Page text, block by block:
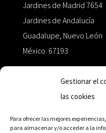
Gestionar el
las cookies
Para ofrecer las mejores
para almacenar y/o acceder a la
Jardines de Madrid 7654
Jardines de Andalucía
Guadalupe, Nuevo León
México 67193
+52 811.499.5638